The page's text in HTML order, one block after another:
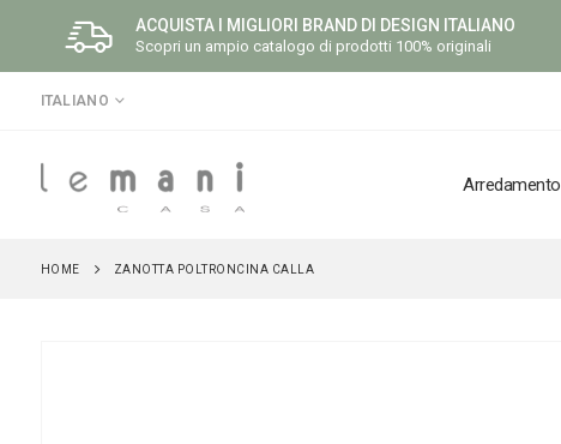
ACQUISTA I MIGLIORI BRAND DI DESIGN ITALIANO
Scopri un ampio catalogo di prodotti 100% originali
LINGUA
ITALIANO
Arredamento
HOME ZANOTTA POLTRONCINA CALLA